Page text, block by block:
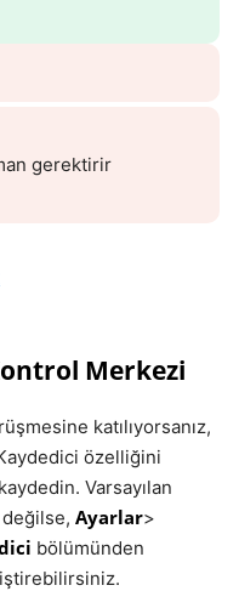
gerektirir
Merkezi
katılıyorsanız,
özelliğini
Varsayılan
Ayarlar>
bölümünden